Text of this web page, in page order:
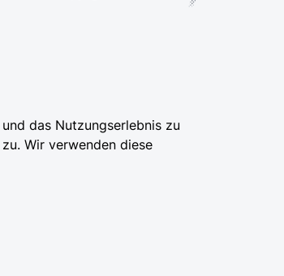
das Nutzungserlebnis zu
Wir verwenden diese